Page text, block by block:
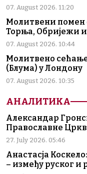
07. August 2026. 11:20
Молитвени
Торња, Обријежи и
07. August 2026. 10:44
Молитвено
(Блума) у Лондону
07. August 2026. 10:35
АНАЛИТИКА
Александар
Православне
27. July 2026. 05:46
Анастасја
– између руског и